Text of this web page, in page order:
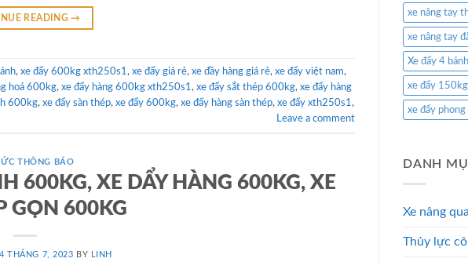
READING→
, xe đẩy 600kg xth250s1 , xe đẩy giá rẻ, xe đầy hàng giá rẻ, xe đẩy việt nam,
hoá 600kg, xe đẩy hàng 600kg xth250s1 , xe đẩy sắt thép 600kg, xe đẩy hàng
600kg, xe đẩy sàn thép, xe đẩy 600kg, xe đẩy hàng sàn thép, xe đẩy xth250s1 ,
Leave a comment
THÔNG BÁO
600KG, XE DẨY HÀNG 600KG, XE
GỌN 600KG
THÁNG 7, 2023 BY LINH
xe nâng tay
xe nâng tay
Xe đẩy 4
xe đẩy
xe đẩy
DANH
Xe nâng
Thủy lực